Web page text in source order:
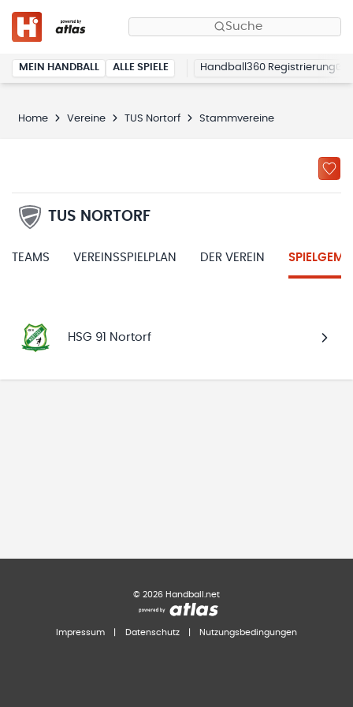
Suche
MEIN HANDBALL ALLE SPIELE Handball360 Registrierung
Home Vereine TUS Nortorf Stammvereine
TUS NORTORF
TEAMS VEREINSSPIELPLAN DER VEREIN
HSG 91 Nortorf
© 2026 Handball.net
Impressum Datenschutz Nutzungsbedingungen